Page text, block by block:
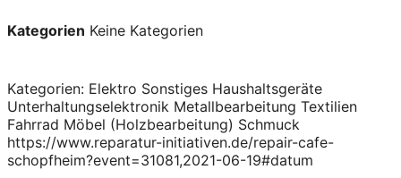
Kategorien Keine Kategorien
Kategorien: Elektro Sonstiges Haushaltsgeräte
Unterhaltungselektronik Metallbearbeitung Textilien
Fahrrad Möbel (Holzbearbeitung) Schmuck
https://www.reparatur-initiativen.de/repair-cafe-
schopfheim?event=31081,2021-06-19#datum